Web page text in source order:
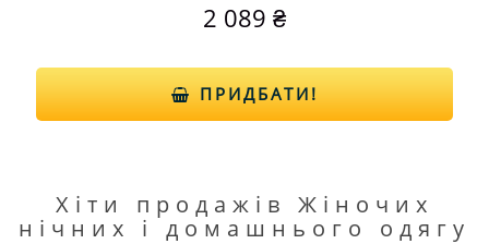
2 089 ₴
ПРИДБАТИ!
Хіти продажів Жіночих
нічних і домашнього одягу